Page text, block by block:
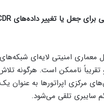
معماری امنیتی لایه‌ای
تقریباً ناممکن است. هرگونه
مرکزی اپراتورها به عنوان
سایبری تلقی می‌شود.